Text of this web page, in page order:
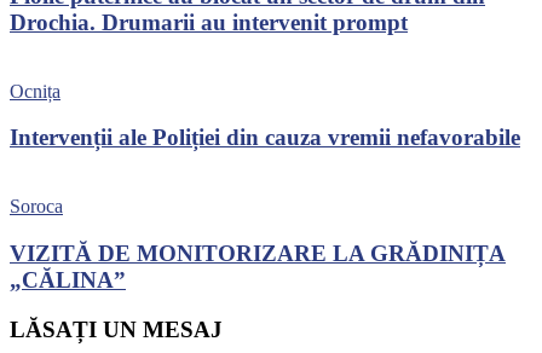
Drochia. Drumarii au intervenit prompt
Ocnița
Intervenții ale Poliției din cauza vremii nefavorabile
Soroca
VIZITĂ DE MONITORIZARE LA GRĂDINIȚA
„CĂLINA”
LĂSAȚI UN MESAJ